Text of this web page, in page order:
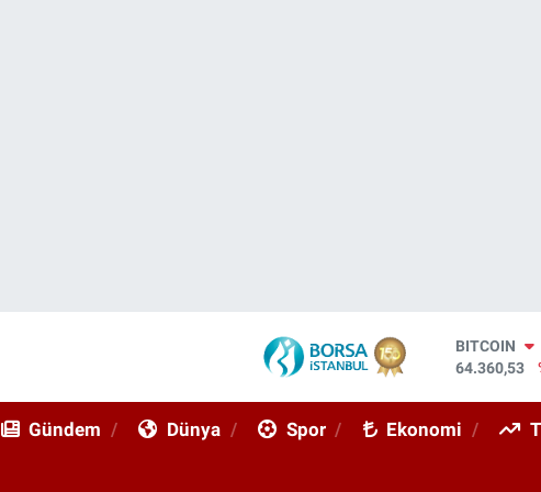
DOLAR
47,7069
STERLİN
Gündem Dünya Spor Ekonomi